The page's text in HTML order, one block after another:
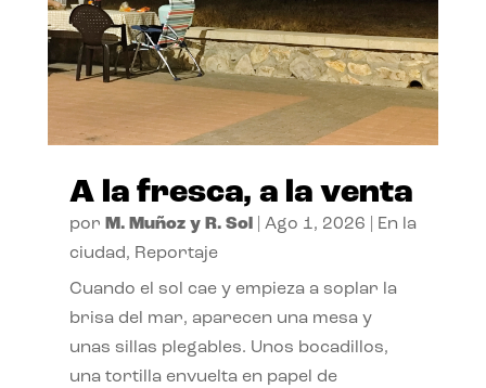
A la fresca, a la venta
por M. Muñoz y R. Sol| Ago 1, 2026
En la
ciudad, Reportaje
Cuando el sol cae y empieza a soplar la
brisa del mar, aparecen una mesa y
unas sillas plegables. Unos bocadillos,
una tortilla envuelta en papel de